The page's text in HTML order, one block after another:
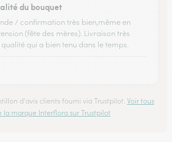
du bouquet
/ confirmation très bien,même en
(fête des mères). Livraison très
qui a bien tenu dans le temps.
d'avis clients fourni via Trustpilot. Voir tous
la marque Interflora sur Trustpilot